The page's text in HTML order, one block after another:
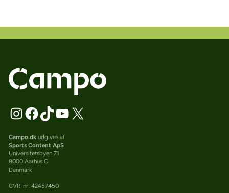
Campo.dkudgives af
Sports Content ApS
Universitetsbyen 71
8000 Aarhus C
Denmark
CVR-nr: 42457450